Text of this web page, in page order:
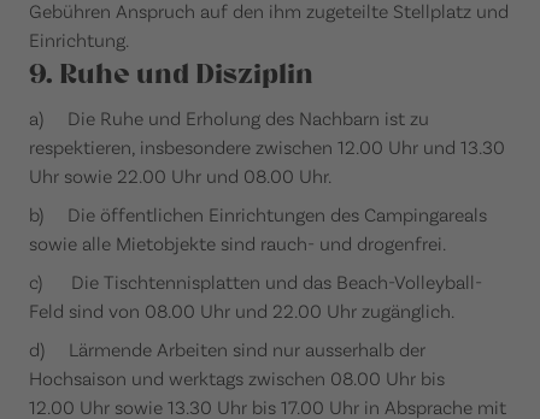
Gebühren Anspruch auf den ihm zugeteilte Stellplatz und
Einrichtung.
9. Ruhe und Disziplin
a) Die Ruhe und Erholung des Nachbarn ist zu
respektieren, insbesondere zwischen 12.00 Uhr und 13.30
Uhr sowie 22.00 Uhr und 08.00 Uhr.
b) Die öffentlichen Einrichtungen des Campingareals
sowie alle Mietobjekte sind rauch- und drogenfrei.
c) Die Tischtennisplatten und das Beach-Volleyball-
Feld sind von 08.00 Uhr und 22.00 Uhr zugänglich.
d) Lärmende Arbeiten sind nur ausserhalb der
Hochsaison und werktags zwischen 08.00 Uhr bis
12.00 Uhr sowie 13.30 Uhr bis 17.00 Uhr in Absprache mit